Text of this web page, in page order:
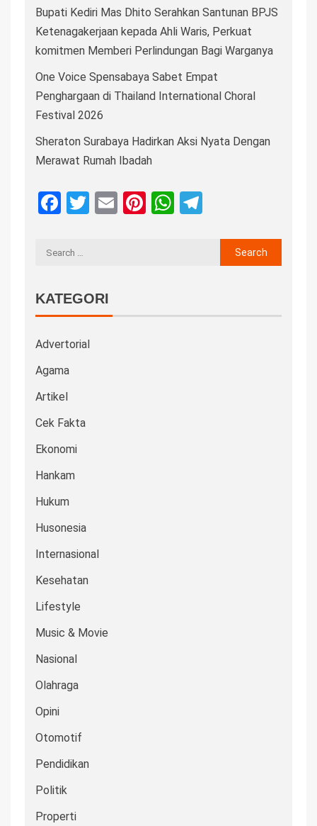
Bupati Kediri Mas Dhito Serahkan Santunan BPJS
Ketenagakerjaan kepada Ahli Waris, Perkuat
komitmen Memberi Perlindungan Bagi Warganya
One Voice Spensabaya Sabet Empat
Penghargaan di Thailand International Choral
Festival 2026
Sheraton Surabaya Hadirkan Aksi Nyata Dengan
Merawat Rumah Ibadah
Facebook
Twitter
EmailPinterest
WhatsApp
KATEGORI
Advertorial
Agama
Artikel
Cek Fakta
Ekonomi
Hankam
Hukum
Husonesia
Internasional
Kesehatan
Lifestyle
Music & Movie
Nasional
Olahraga
Opini
Otomotif
Pendidikan
Politik
Properti